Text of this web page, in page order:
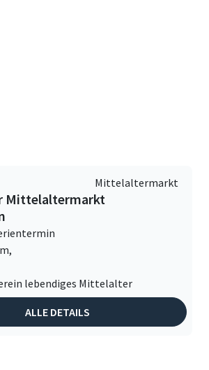
Mittelaltermarkt
Mittelaltermarkt
lebendiges Mittelalter
ALLE DETAILS